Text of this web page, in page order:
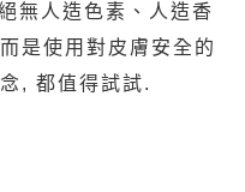
無人造色素、人造香
是使用對皮膚安全的
, 都值得試試.